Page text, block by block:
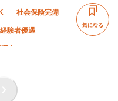
社会保険完備
経験者優遇
中
始休暇
気になる